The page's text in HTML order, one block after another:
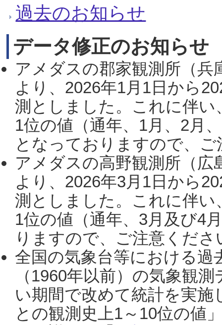
過去のお知らせ
データ修正のお知らせ
アメダスの郡家観測所（
より、2026年1月1日から
測としました。これに伴い
1位の値（通年、1月、2月
となっておりますので、
アメダスの高野観測所（
より、2026年3月1日から
測としました。これに伴い
1位の値（通年、3月及び4
りますので、ご注意くだ
全国の気象台等における過
（1960年以前）の気象観
い期間で改めて統計を実
との観測史上1～10位の値